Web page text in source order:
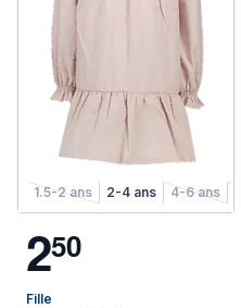
1.5-2 ans 2-4 ans 4-6 ans
250
Fille